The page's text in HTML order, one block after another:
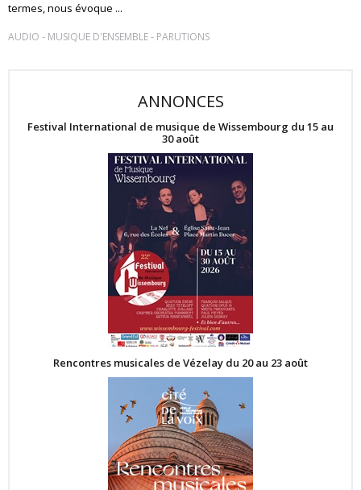
termes, nous évoque ...
AUDIO - MUSIQUE D'ENSEMBLE- PARUTIONS
ANNONCES
Festival International de musique de Wissembourg du 15 au
30 août
Rencontres musicales de Vézelay du 20 au 23 août